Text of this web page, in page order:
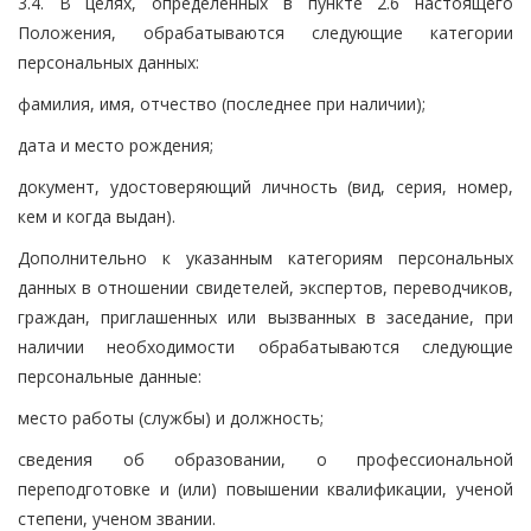
Положения, обрабатываются следующие категории
персональных данных:
фамилия, имя, отчество (последнее при наличии);
дата и место рождения;
документ, удостоверяющий личность (вид, серия, номер,
кем и когда выдан).
Дополнительно к указанным категориям персональных
данных в отношении свидетелей, экспертов, переводчиков,
граждан, приглашенных или вызванных в заседание, при
наличии необходимости обрабатываются следующие
персональные данные:
место работы (службы) и должность;
сведения об образовании, о профессиональной
переподготовке и (или) повышении квалификации, ученой
степени, ученом звании.